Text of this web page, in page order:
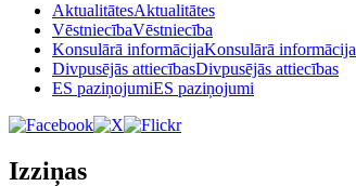
AktualitātesAktualitātes
VēstniecībaVēstniecība
Konsulārā informācijaKonsulārā informācija
Divpusējās attiecībasDivpusējās attiecības
ES paziņojumiES paziņojumi
Izziņas